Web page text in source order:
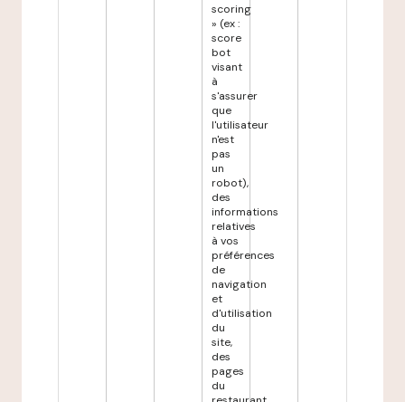
scoring
» (ex :
score
bot
visant
à
s'assurer
que
l'utilisateur
n'est
pas
un
robot),
des
informations
relatives
à vos
préférences
de
navigation
et
d'utilisation
du
site,
des
pages
du